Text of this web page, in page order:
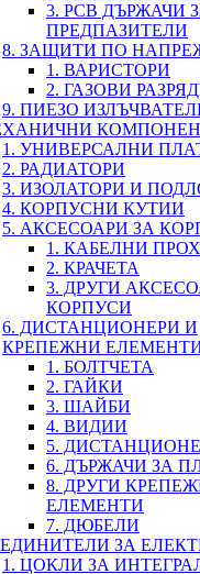
3. PCB ДЪРЖАЧИ
ПРЕДПАЗИТЕЛИ
8. ЗАЩИТИ ПО
1. ВАРИСТОРИ
2. ГАЗОВИ
9. ПИЕЗО
1. УНИВЕРСАЛНИ
2. РАДИАТОРИ
3. ИЗОЛАТОРИ И
4. КОРПУСНИ КУТИИ
5. АКСЕСОАРИ ЗА
1. КАБЕЛНИ
2. КРАЧЕТА
3. ДРУГИ
КОРПУСИ
6. ДИСТАНЦИОНЕРИ И
КРЕПЕЖНИ
1. БОЛТЧЕТА
2. ГАЙКИ
3. ШАЙБИ
4. ВИДИИ
5.
6. ДЪРЖАЧИ ЗА
8. ДРУГИ
ЕЛЕМЕНТИ
7. ДЮБЕЛИ
ЗА
1. ЦОКЛИ ЗА